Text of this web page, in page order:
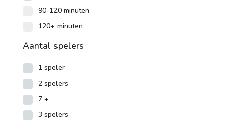
90-120 minuten
120+ minuten
Aantal spelers
1 speler
2 spelers
7 +
3 spelers